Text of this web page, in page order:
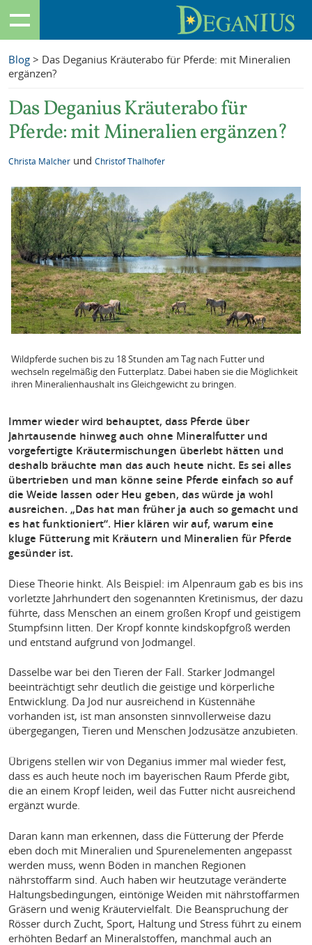
Blog > Das Deganius Kräuterabo für Pferde: mit Mineralien
ergänzen?
Das Deganius Kräuterabo für
Pferde: mit Mineralien ergänzen?
Christa Malcher undChristof Thalhofer
Wildpferde suchen bis zu 18 Stunden am Tag nach Futter und
wechseln regelmäßig den Futterplatz. Dabei haben sie die Möglichkeit
ihren Mineralienhaushalt ins Gleichgewicht zu bringen.
Immer wieder wird behauptet, dass Pferde über
Jahrtausende hinweg auch ohne Mineralfutter und
vorgefertigte Kräutermischungen überlebt hätten und
deshalb bräuchte man das auch heute nicht. Es sei alles
übertrieben und man könne seine Pferde einfach so auf
die Weide lassen oder Heu geben, das würde ja wohl
ausreichen. „Das hat man früher ja auch so gemacht und
es hat funktioniert“. Hier klären wir auf, warum eine
kluge Fütterung mit Kräutern und Mineralien für Pferde
gesünder ist.
Diese Theorie hinkt. Als Beispiel: im Alpenraum gab es bis ins
vorletzte Jahrhundert den sogenannten Kretinismus, der dazu
führte, dass Menschen an einem großen Kropf und geistigem
Stumpfsinn litten. Der Kropf konnte kindskopfgroß werden
und entstand aufgrund von Jodmangel.
Dasselbe war bei den Tieren der Fall. Starker Jodmangel
beeinträchtigt sehr deutlich die geistige und körperliche
Entwicklung. Da Jod nur ausreichend in Küstennähe
vorhanden ist, ist man ansonsten sinnvollerweise dazu
übergegangen, Tieren und Menschen Jodzusätze anzubieten.
Übrigens stellen wir von Deganius immer mal wieder fest,
dass es auch heute noch im bayerischen Raum Pferde gibt,
die an einem Kropf leiden, weil das Futter nicht ausreichend
ergänzt wurde.
Daran kann man erkennen, dass die Fütterung der Pferde
eben doch mit Mineralien und Spurenelementen angepasst
werden muss, wenn Böden in manchen Regionen
nährstoffarm sind. Auch haben wir heutzutage veränderte
Haltungsbedingungen, eintönige Weiden mit nährstoffarmen
Gräsern und wenig Kräutervielfalt. Die Beanspruchung der
Rösser durch Zucht, Sport, Haltung und Stress führt zu einem
erhöhten Bedarf an Mineralstoffen, manchmal auch an